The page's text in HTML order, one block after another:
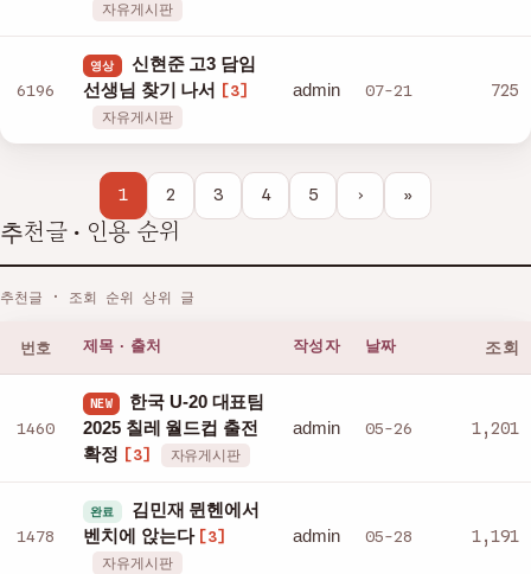
자유게시판
6196
영상
신현준 고3 담임
선생님 찾기 나서
[3]
자유게시판
admin 07-21 725
1 2 3 4 5 › »
추천글 · 인용 순위
추천글 · 조회 순위 상위 글
번호 제목 · 출처 작성자 날짜 조회
1460
NEW
한국 U-20 대표팀
2025 칠레 월드컵 출전
확정 [3] 자유게시판
admin 05-26 1,201
1478
완료
김민재 뮌헨에서
벤치에 앉는다 [3]
자유게시판
admin 05-28 1,191